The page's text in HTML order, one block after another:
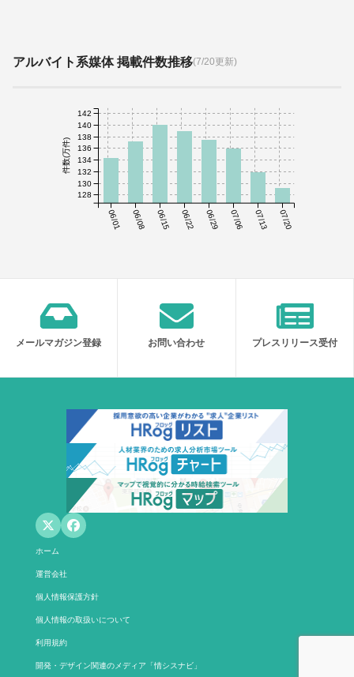
アルバイト系媒体 掲載件数推移(7/20更新)
06/01 06/08 06/15 06/22 06/29 07/06 07/13 07/20
件数(万件)
128
130
132
134
136
138
140
142
メールマガジン登録 お問い合わせ プレスリリース受付
ホーム
運営会社
個人情報保護方針
個人情報の取扱いについて
利用規約
開発・デザイン関連のメディア「情シスナビ」